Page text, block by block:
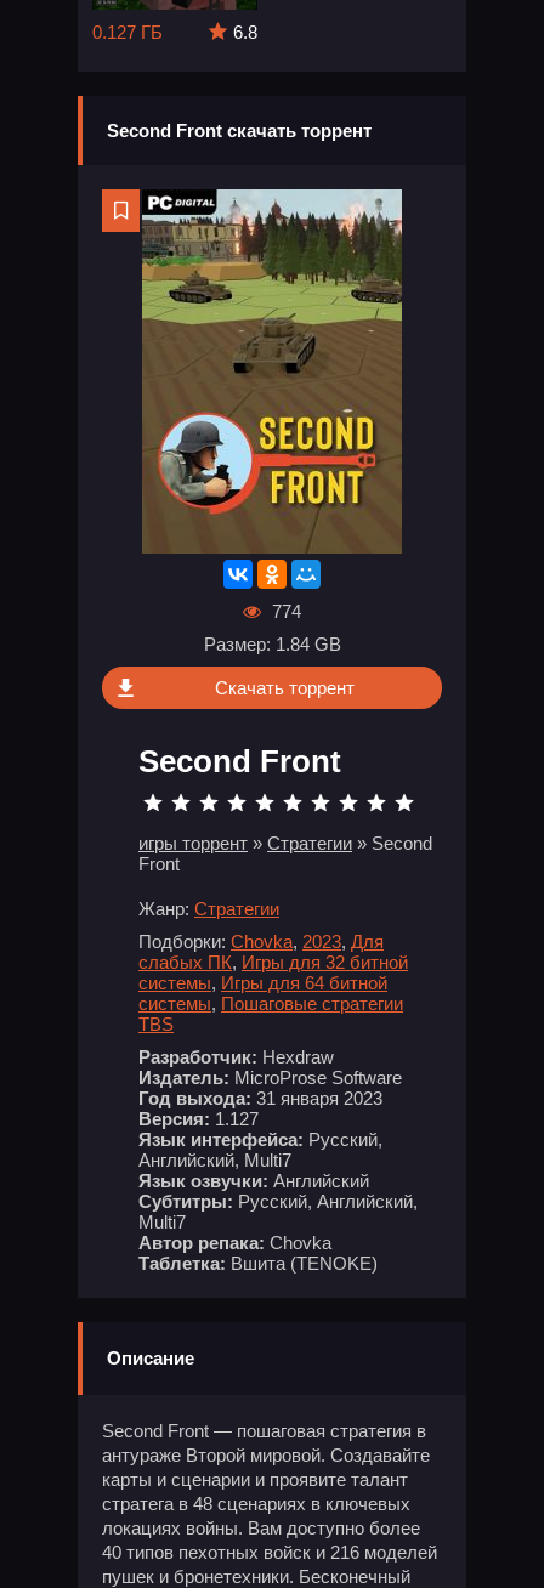
0.127 ГБ
6.8
Second Front скачать торрент
774
Размер: 1.84 GB
Скачать торрент
Second Front
игры торрент » Стратегии » Second
Front
Жанр: Стратегии
Подборки: Chovka, 2023, Для
слабых ПК, Игры для 32 битной
системы, Игры для 64 битной
системы, Пошаговые стратегии
TBS
Разработчик: Hexdraw
Издатель: MicroProse Software
Год выхода: 31 января 2023
Версия: 1.127
Язык интерфейса: Русский,
Английский, Multi7
Язык озвучки: Английский
Субтитры: Русский, Английский,
Multi7
Автор репака: Chovka
Таблетка: Вшита (TENOKE)
Описание
Second Front — пошаговая стратегия в
антураже Второй мировой. Создавайте
карты и сценарии и проявите талант
стратега в 48 сценариях в ключевых
локациях войны. Вам доступно более
40 типов пехотных войск и 216 моделей
пушек и бронетехники. Бесконечный